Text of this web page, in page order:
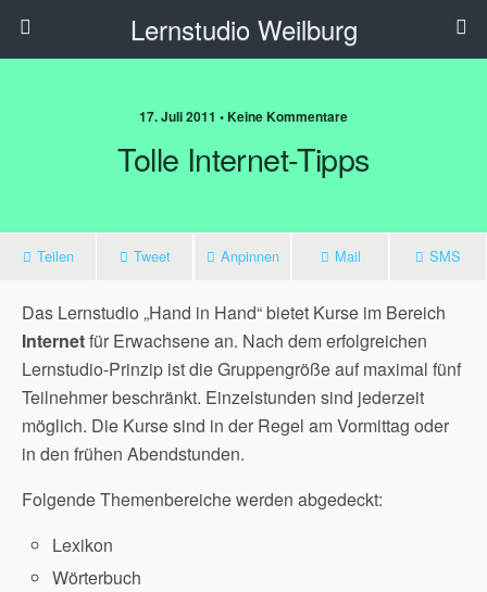
Lernstudio Weilburg
17. Juli 2011 • Keine Kommentare
Tolle Internet-Tipps
Teilen Tweet Anpinnen Mail SMS
Das Lernstudio „Hand in Hand“ bietet Kurse im Bereich
Internetfür Erwachsene an. Nach dem erfolgreichen
Lernstudio-Prinzip ist die Gruppengröße auf maximal fünf
Teilnehmer beschränkt. Einzelstunden sind jederzeit
möglich. Die Kurse sind in der Regel am Vormittag oder
in den frühen Abendstunden.
Folgende Themenbereiche werden abgedeckt:
Lexikon
Wörterbuch